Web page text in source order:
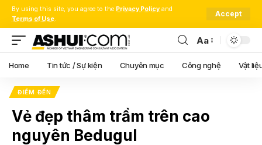
By using this site, you agree to the Privacy Policy and
Terms of Use.
Accept
Font
Resizer
Aa
Home Tin tức / Sự kiện Chuyên mục Công nghệ Vật
ĐIỂM ĐẾN
Vẻ đẹp thâm trầm trên cao
nguyên Bedugul